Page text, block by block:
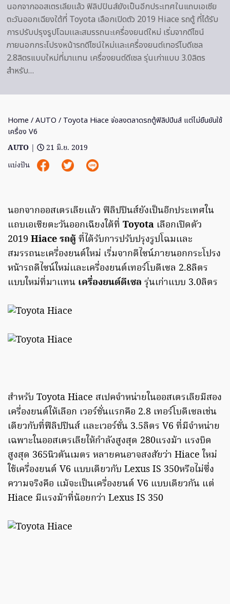
นอกจากออสเตรเลียเเล้ว ฟิลิปปินส์ยังเป็นอีกประเทศในแถบเอเซีย
ตะวันออกเฉียงใต้ที่ Toyota เลือกเปิดตัว 2019 Hiace รถตู้ ที่ได้รับ
การปรับปรุงรูปโฉมเเละสมรรถนะเครื่องยนต์ใหม่ เริ่มจากดีไซน์
ภายนอกกระโปรงหน้ารถดีไซน์ใหม่เเละเครื่องยนต์เทอร์โบดีเซล
2.8ลิตรแบบใหม่ที่มาเเทน เครื่องยนต์ดีเซล รุ่นเก่าแบบ 3.0ลิตร
สำหรับ…
Home /AUTO / Toyota Hiace จ่อลงตลาดรถตู้ฟิลิปปินส์ แต่ไม่ยืนยันใช้
เครื่อง V6
AUTO |
21 มิ.ย. 2019
แบ่งปัน
นอกจากออสเตรเลียเเล้ว ฟิลิปปินส์ยังเป็นอีกประเทศใน
แถบเอเซียตะวันออกเฉียงใต้ที่ Toyota เลือกเปิดตัว
2019 Hiaceรถตู้ ที่ได้รับการปรับปรุงรูปโฉมเเละ
สมรรถนะเครื่องยนต์ใหม่ เริ่มจากดีไซน์ภายนอกกระโปรง
หน้ารถดีไซน์ใหม่เเละเครื่องยนต์เทอร์โบดีเซล 2.8ลิตร
แบบใหม่ที่มาเเทน เครื่องยนต์ดีเซล รุ่นเก่าแบบ 3.0ลิตร
สำหรับ Toyota Hiace สเปคจำหน่ายในออสเตรเลียมีสอง
เครื่องยนต์ให้เลือก เวอร์ชั่นแรกคือ 2.8 เทอร์โบดีเซลเช่น
เดียวกับที่ฟิลิปปินส์ เเละเวอร์ชั่น 3.5ลิตร V6 ที่มีจำหน่าย
เฉพาะในออสเตรเลียให้กำลังสูงสุด 280แรงม้า แรงบิด
สูงสุด 365นิวตันเมตร หลายคนอาจสงสัยว่า Hiace ใหม่
ใช้เครื่องยนต์ V6 แบบเดียวกับ Lexus IS 350หรือไม่ซึ่ง
ความจริงคือ เเม้จะเป็นเครื่องยนต์ V6 แบบเดียวกัน แต่
Hiace มีแรงม้าที่น้อยกว่า Lexus IS 350